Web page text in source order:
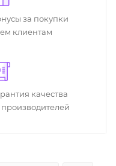
за покупки
клиентам
качества
производителей